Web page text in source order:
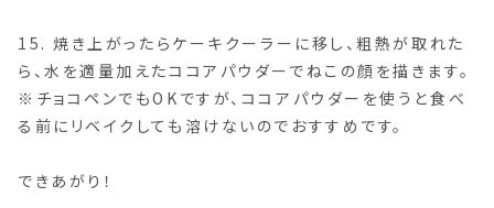
15. 焼き上がったらケーキクーラーに移し、粗熱が取れた
ら、水を適量加えたココアパウダーでねこの顔を描きます。
※チョコペンでもOKですが、ココアパウダーを使うと食べ
る前にリベイクしても溶けないのでおすすめです。
できあがり！